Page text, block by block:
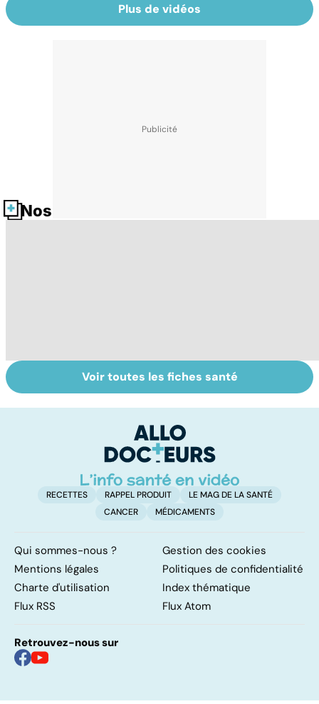
Plus de vidéos
Nos fiches santé
Faire du sport à
domicile, c'est
Don de gamètes :
le pour et le
levée de
l'anonymat
Voir toutes les fiches santé
RECETTES RAPPEL PRODUIT
LE MAG DE LA SANTÉ
CANCER
MÉDICAMENTS
Qui sommes-nous ?
Gestion des cookies
Mentions légales
Politiques de confidentialité
Charte d'utilisation
Index thématique
Flux RSS
Flux Atom
Retrouvez-nous sur